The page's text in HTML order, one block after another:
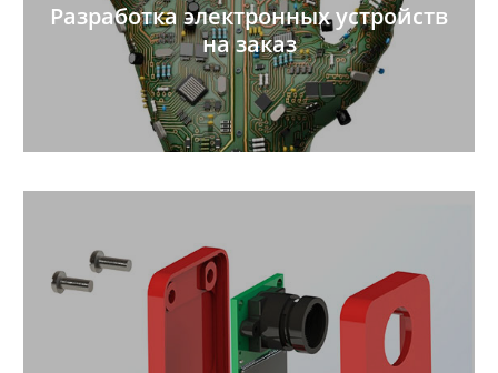
Разработка электронных устройств
на заказ